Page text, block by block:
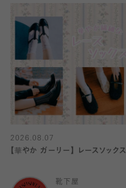
2026.08.07
【華やか ガーリー】 レースソックス
靴下屋